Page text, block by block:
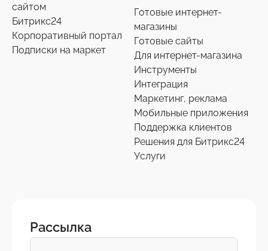
сайтом
Битрикс24
Корпоративный портал
Подписки на маркет
Готовые интернет-
магазины
Готовые сайты
Для интернет-магазина
Инструменты
Интеграция
Маркетинг, реклама
Мобильные приложения
Поддержка клиентов
Решения для Битрикс24
Услуги
Рассылка